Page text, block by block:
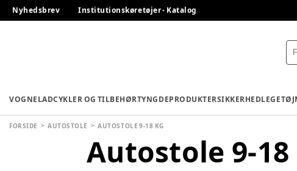
Nyhedsbrev Institutionskøretøjer - Katalog
VOGNELADCYKLER OG TILBEHØRTYNGDEPRODUKTERSIKKERHEDLEGETØJ
FORSIDE AUTOSTOLE AUTOSTOLE 9-18 KG
Autostole 9-18